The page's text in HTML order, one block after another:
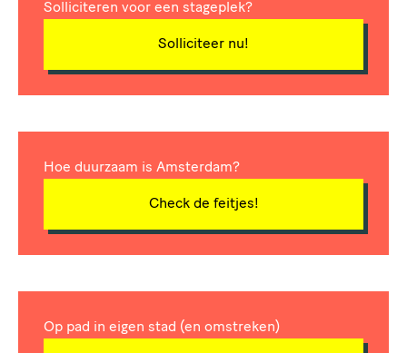
Solliciteren voor een stageplek?
Solliciteer nu!
Hoe duurzaam is Amsterdam?
Check de feitjes!
Op pad in eigen stad (en omstreken)